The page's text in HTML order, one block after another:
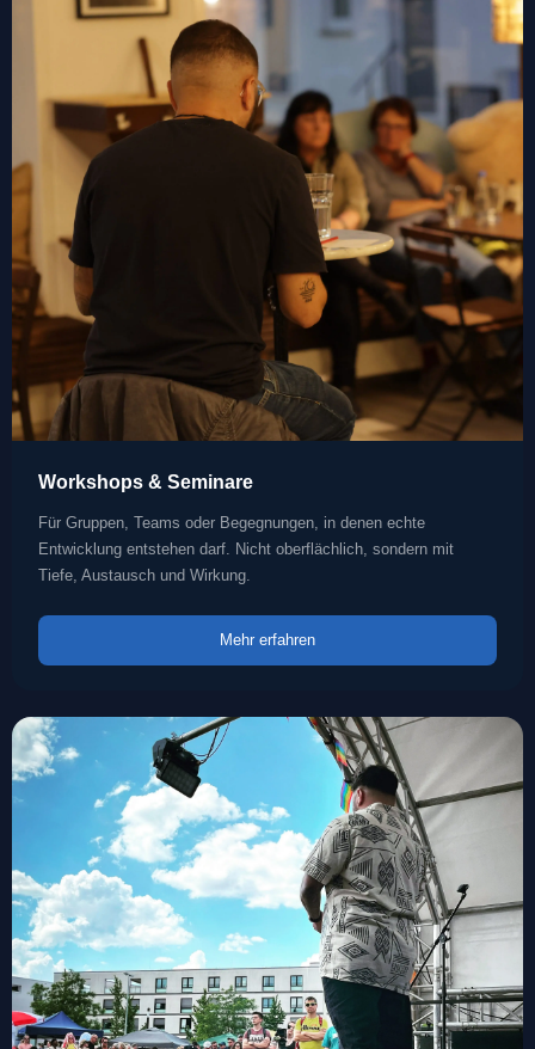
Workshops & Seminare
Für Gruppen, Teams oder Begegnungen, in denen echte
Entwicklung entstehen darf. Nicht oberflächlich, sondern mit
Tiefe, Austausch und Wirkung.
Mehr erfahren